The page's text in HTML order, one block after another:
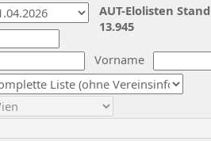
Vorname
AUT-Elolisten
13.945